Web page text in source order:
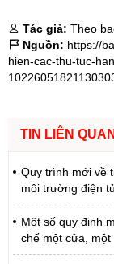
Tác giả: Theo
Nguồn: https://
hien-cac-thu-tuc-
TIN LIÊN QUAN
Quy trình mới về
môi trường điện
Một số quy định
chế một cửa, một